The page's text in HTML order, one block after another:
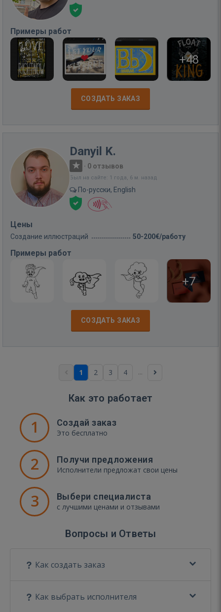
Примеры работ
+48
СОЗДАТЬ ЗАКАЗ
Danyil K.
· 0 отзывов
Был на сайте: 1 года, 6 м. назад
По-русски, English
Цены
Создание иллюстраций 50-200€/работу
Примеры работ
+7
СОЗДАТЬ ЗАКАЗ
1 2 3 4 ...
Как это работает
1 Создай заказ
Это бесплатно
2 Получи предложения
Исполнители предложат свои цены
3 Выбери специалиста
с лучшими ценами и отзывами
Вопросы и Ответы
Как создать заказ
Как выбрать исполнителя